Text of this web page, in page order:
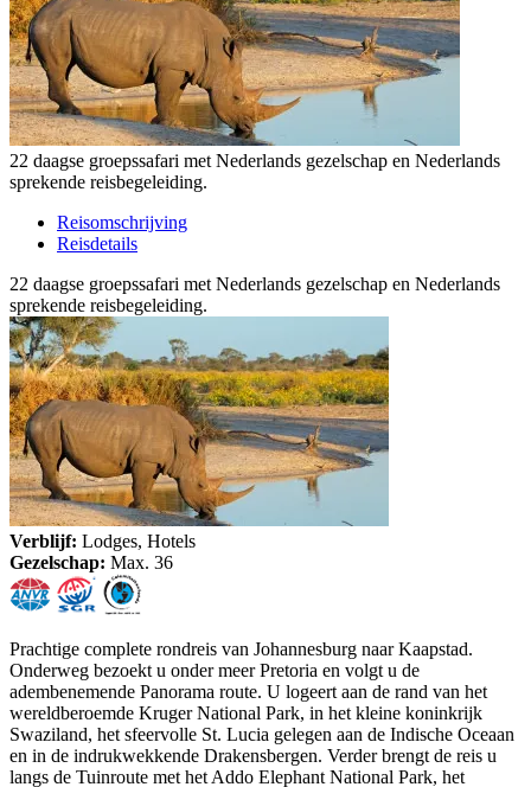
22 daagse groepssafari met Nederlands gezelschap en Nederlands
sprekende reisbegeleiding.
Reisomschrijving
Reisdetails
22 daagse groepssafari met Nederlands gezelschap en Nederlands
sprekende reisbegeleiding.
Verblijf: Lodges, Hotels
Gezelschap: Max. 36
Prachtige complete rondreis van Johannesburg naar Kaapstad.
Onderweg bezoekt u onder meer Pretoria en volgt u de
adembenemende Panorama route. U logeert aan de rand van het
wereldberoemde Kruger National Park, in het kleine koninkrijk
Swaziland, het sfeervolle St. Lucia gelegen aan de Indische Oceaan
en in de indrukwekkende Drakensbergen. Verder brengt de reis u
langs de Tuinroute met het Addo Elephant National Park, het